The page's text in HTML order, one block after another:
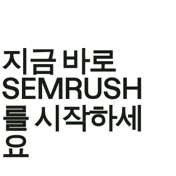
지금 바로
SEMRUSH
를 시작하세
요